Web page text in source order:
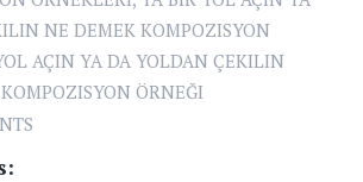
NE DEMEK KOMPOZISYON
AÇIN YA DA YOLDAN ÇEKILIN
ÖRNEĞI